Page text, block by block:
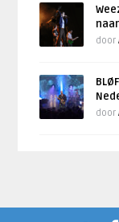
door
door